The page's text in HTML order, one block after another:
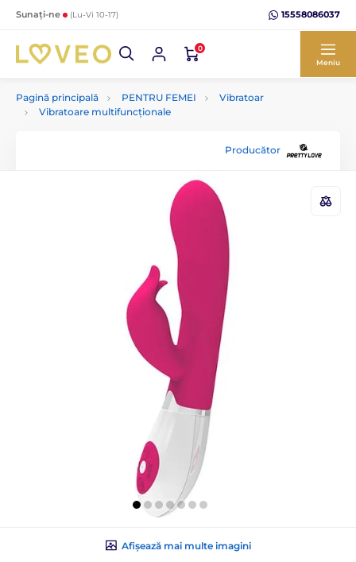
Sunați-ne (Lu-Vi 10-17) 15558086037
0
Meniu
Pagină principală PENTRU FEMEI
Vibratoar
Vibratoare multifuncționale
Producător
Afișează mai multe imagini